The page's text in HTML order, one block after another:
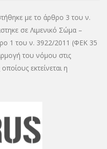
με το άρθρο 3 του ν.
σε Λιμενικό Σώμα –
1 του ν. 3922/2011 (ΦΕΚ 35
του νόμου στις
εκτείνεται η